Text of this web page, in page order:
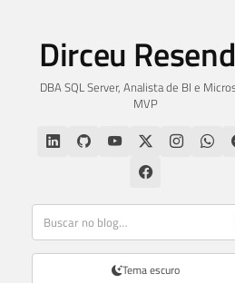
Dirceu
DBA SQL Server, Analista de BI e
MVP
Tema escuro